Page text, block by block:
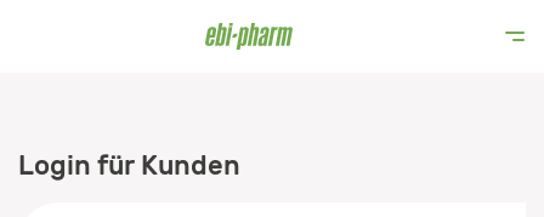
Login für Kunden